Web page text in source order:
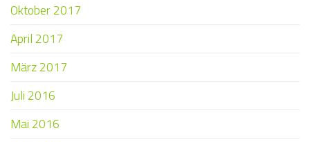
Oktober 2017
April 2017
März 2017
Juli 2016
Mai 2016